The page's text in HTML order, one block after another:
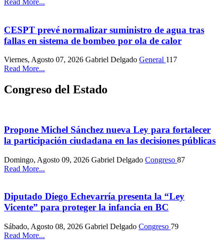
CESPT prevé normalizar suministro de agua tras
fallas en sistema de bombeo por ola de calor
Viernes, Agosto 07, 2026 Gabriel Delgado General 117
Read More...
Congreso del Estado
Propone Michel Sánchez nueva Ley para fortalecer
la participación ciudadana en las decisiones públicas
Domingo, Agosto 09, 2026 Gabriel Delgado Congreso 87
Read More...
Diputado Diego Echevarría presenta la “Ley
Vicente” para proteger la infancia en BC
Sábado, Agosto 08, 2026 Gabriel Delgado Congreso 79
Read More...